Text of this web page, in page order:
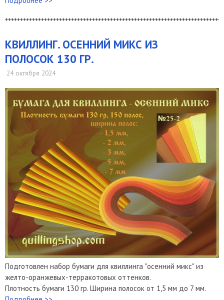
КВИЛЛИНГ. ОСЕННИЙ МИКС ИЗ
ПОЛОСОК 130 ГР.
24 октября 2024
Подготовлен набор бумаги для квиллинга "осенний микс" из
желто-оранжевых-терракотовых оттенков.
Плотность бумаги 130 гр. Ширина полосок от 1,5 мм до 7 мм.